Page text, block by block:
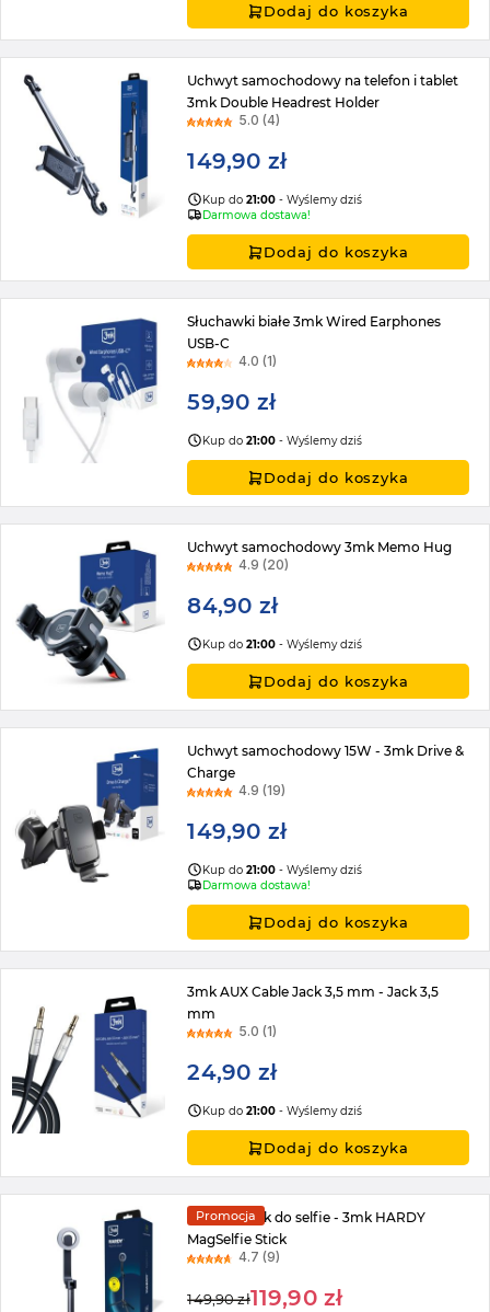
Dodaj do koszyka
Uchwyt samochodowy na telefon i tablet
3mk Double Headrest Holder
5.0 (4)
149,90 zł
Kup do21:00 - Wyślemy dziś
Darmowa dostawa!
Dodaj do koszyka
Słuchawki białe 3mk Wired Earphones
USB-C
4.0 (1)
59,90 zł
Kup do21:00 - Wyślemy dziś
Dodaj do koszyka
Uchwyt samochodowy 3mk Memo Hug
4.9 (20)
84,90 zł
Kup do21:00 - Wyślemy dziś
Dodaj do koszyka
Uchwyt samochodowy 15W - 3mk Drive &
Charge
4.9 (19)
149,90 zł
Kup do21:00 - Wyślemy dziś
Darmowa dostawa!
Dodaj do koszyka
3mk AUX Cable Jack 3,5 mm - Jack 3,5
mm
5.0 (1)
24,90 zł
Kup do21:00 - Wyślemy dziś
Dodaj do koszyka
Promocja
Uchwyt kijek do selfie - 3mk HARDY
MagSelfie Stick
4.7 (9)
119,90 zł
149,90 zł